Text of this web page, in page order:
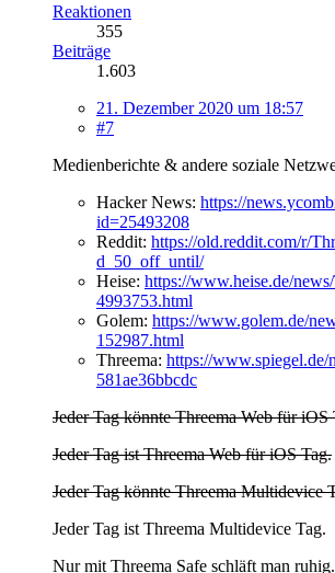
Reaktionen
355
Beiträge
1.603
21. Dezember 2020 um 18:57
#7
Medienberichte & andere soziale
Hacker News: https://
id=25493208
Reddit: https://old.reddit.com/r/
d_50_off_until/
Heise: https://www.heise.de/
4993753.html
Golem: https://www.golem.de/
152987.html
Threema: https://
581ae36bbcdc
Jeder Tag könnte Threema Web für iOS
Jeder Tag ist Threema Web für iOS Tag.
Jeder Tag könnte Threema Multidevice
Jeder Tag ist Threema Multidevice Tag.
Nur mit Threema Safe schläft man ruhig.